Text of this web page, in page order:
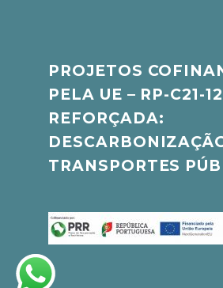
PROJETOS
PELA UE – RP-C21-
REFORÇADA:
TRANSPORTES